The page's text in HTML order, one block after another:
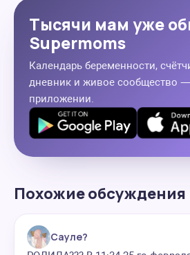
Тысячи мам уже
Supermoms
Календарь беременности,
дневник и живое сообщество
приложении.
Похожие обсуждения
Сауле?